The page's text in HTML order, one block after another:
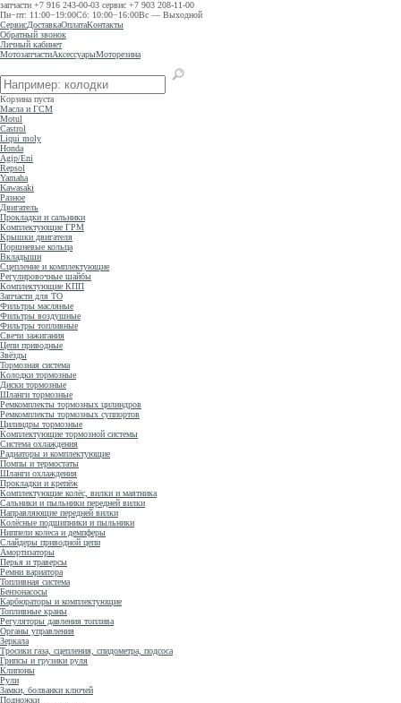
запчасти +7 916 243-00-03 сервис +7 903 208-11-00
Пн−пт: 11:00−19:00Сб: 10:00−16:00Вс — Выходной
СервисДоставкаОплатаКонтакты
Обратный звонок
Личный кабинет
МотозапчастиАксессуарыМоторезина
Корзина пуста
Масла и ГСМ
Motul
Castrol
Liqui moly
Honda
Agip/Eni
Repsol
Yamaha
Kawasaki
Разное
Двигатель
Прокладки и сальники
Комплектующие ГРМ
Крышки двигателя
Поршневые кольца
Вкладыши
Сцепление и комплектующие
Регулировочные шайбы
Комплектующие КПП
Запчасти для ТО
Фильтры масляные
Фильтры воздушные
Фильтры топливные
Свечи зажигания
Цепи приводные
Звёзды
Тормозная система
Колодки тормозные
Диски тормозные
Шланги тормозные
Ремкомплекты тормозных цилиндров
Ремкомплекты тормозных суппортов
Цилиндры тормозные
Комплектующие тормозной системы
Система охлаждения
Радиаторы и комплектующие
Помпы и термостаты
Шланги охлаждения
Прокладки и крепёж
Комплектующие колёс, вилки и маятника
Сальники и пыльники передней вилки
Направляющие передней вилки
Колёсные подшипники и пыльники
Ниппели колеса и демпферы
Слайдеры приводной цепи
Амортизаторы
Перья и траверсы
Ремни вариатора
Топливная система
Бензонасосы
Карбюраторы и комплектующие
Топливные краны
Регуляторы давления топлива
Органы управления
Зеркала
Тросики газа, сцепления, спидометра, подсоса
Грипсы и грузики руля
Клипоны
Рули
Замки, болванки ключей
Подножки